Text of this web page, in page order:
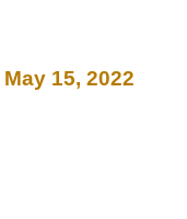
May 15, 2022